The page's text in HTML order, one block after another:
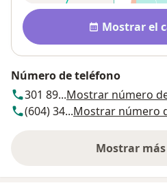
Disponibilidad
Mostrar el
Número de teléfono
301 89...Mostrar número
(604) 34...Mostrar número
Mostrar